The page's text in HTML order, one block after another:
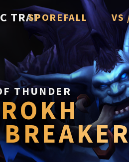
TRAPSPOREFALL
Rotmire
VS
THUNDER